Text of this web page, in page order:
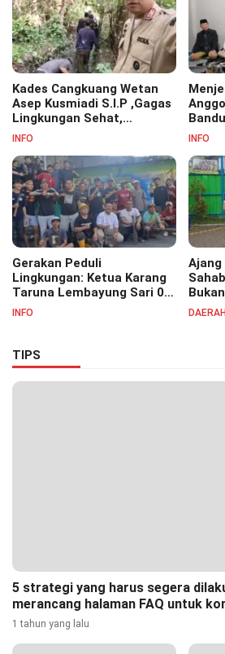
Kades Cangkuang Wetan
Asep Kusmiadi S.I.P ,Gagas
Lingkungan Sehat,
Bersihkan Saluran Air di RW
INFO INFO
Gerakan Peduli
Lingkungan: Ketua Karang
Taruna Lembayung Sari 09
Irvan Permana Ajak
INFO
Ajang
DAERAH
TIPS
5 strategi yang harus segera
merancang halaman FAQ untuk
1 tahun yang lalu